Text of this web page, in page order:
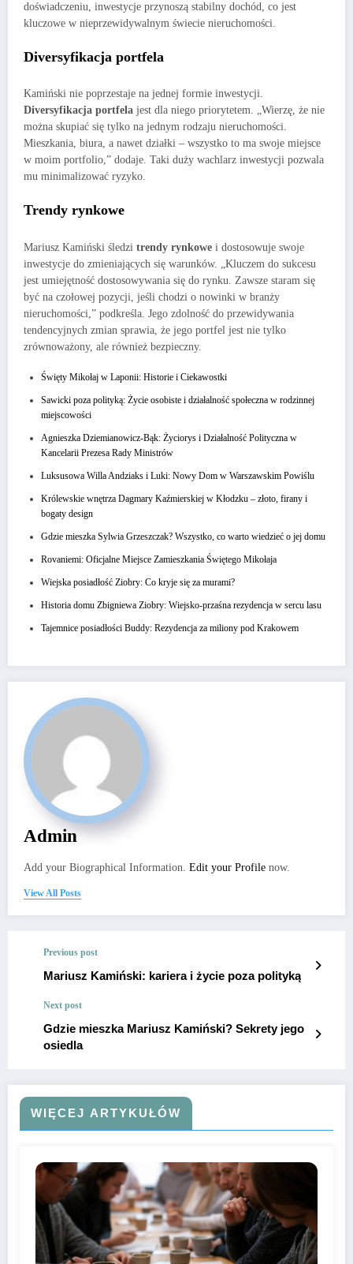
doświadczeniu, inwestycje przynoszą stabilny dochód, co jest
kluczowe w nieprzewidywalnym świecie nieruchomości.
Diversyfikacja portfela
Kamiński nie poprzestaje na jednej formie inwestycji.
Diversyfikacja portfela jest dla niego priorytetem. „Wierzę, że nie
można skupiać się tylko na jednym rodzaju nieruchomości.
Mieszkania, biura, a nawet działki – wszystko to ma swoje miejsce
w moim portfolio,” dodaje. Taki duży wachlarz inwestycji pozwala
mu minimalizować ryzyko.
Trendy rynkowe
Mariusz Kamiński śledzi trendy rynkowe i dostosowuje swoje
inwestycje do zmieniających się warunków. „Kluczem do sukcesu
jest umiejętność dostosowywania się do rynku. Zawsze staram się
być na czołowej pozycji, jeśli chodzi o nowinki w branży
nieruchomości,” podkreśla. Jego zdolność do przewidywania
tendencyjnych zmian sprawia, że jego portfel jest nie tylko
zrównoważony, ale również bezpieczny.
Święty Mikołaj w Laponii: Historie i Ciekawostki
Sawicki poza polityką: Życie osobiste i działalność społeczna w rodzinnej
miejscowości
Agnieszka Dziemianowicz-Bąk: Życiorys i Działalność Polityczna w
Kancelarii Prezesa Rady Ministrów
Luksusowa Willa Andziaks i Luki: Nowy Dom w Warszawskim Powiślu
Królewskie wnętrza Dagmary Kaźmierskiej w Kłodzku – złoto, firany i
bogaty design
Gdzie mieszka Sylwia Grzeszczak? Wszystko, co warto wiedzieć o jej domu
Rovaniemi: Oficjalne Miejsce Zamieszkania Świętego Mikołaja
Wiejska posiadłość Ziobry: Co kryje się za murami?
Historia domu Zbigniewa Ziobry: Wiejsko-przaśna rezydencja w sercu lasu
Tajemnice posiadłości Buddy: Rezydencja za miliony pod Krakowem
Admin
Add your Biographical Information. Edit your Profile now.
View All Posts
Previous post
Mariusz Kamiński: kariera i życie poza polityką
Next post
Gdzie mieszka Mariusz Kamiński? Sekrety jego
osiedla
WIĘCEJ ARTYKUŁÓW